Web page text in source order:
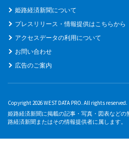
姫路経済新聞について
プレスリリース・情報提供はこちらから
アクセスデータの利用について
お問い合わせ
広告のご案内
Copyright 2026 WEST DATA PRO. All rights reserved.
姫路経済新聞に掲載の記事・写真・図表など
路経済新聞またはその情報提供者に属します。